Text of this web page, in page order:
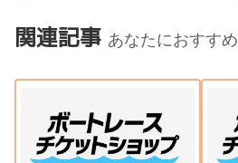
関連記事 あなたにおすすめ